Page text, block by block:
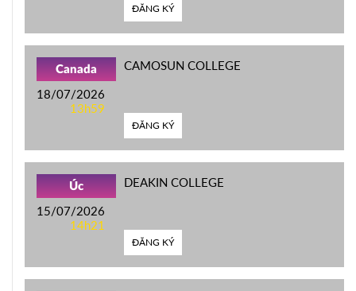
ĐĂNG KÝ
Canada
18/07/2026
13h59
CAMOSUN COLLEGE
ĐĂNG KÝ
Úc
15/07/2026
14h21
DEAKIN COLLEGE
ĐĂNG KÝ